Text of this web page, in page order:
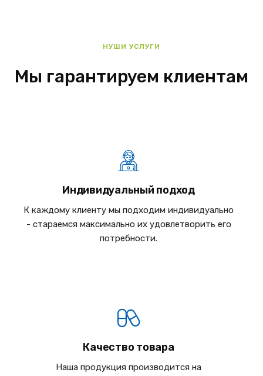
НУШИ УСЛУГИ
Мы гарантируем клиентам
Индивидуальный подход
К каждому клиенту мы подходим индивидуально
- стараемся максимально их удовлетворить его
потребности.
Качество товара
Наша продукция производится на